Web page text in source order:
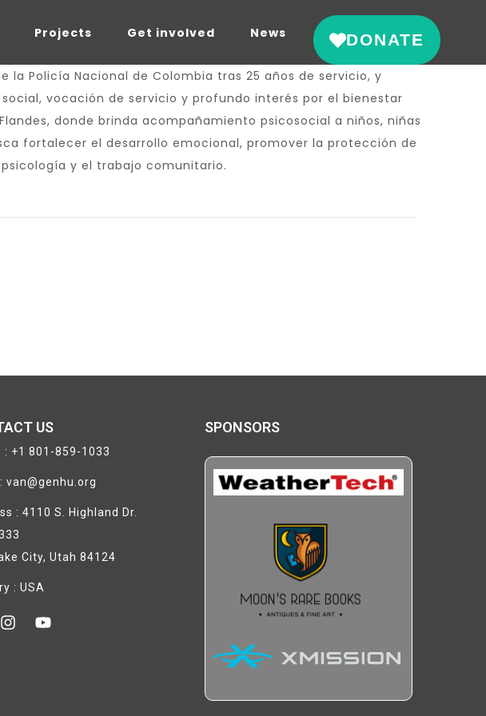
Projects Get involved News DONATE
la Policía Nacional de Colombia tras 25 años de servicio, y
vocación de servicio y profundo interés por el bienestar
donde brinda acompañamiento psicosocial a niños, niñas
fortalecer el desarrollo emocional, promover la protección de
y el trabajo comunitario.
US
: +1 801-859-1033
van@genhu.org
: 4110 S. Highland Dr.
City, Utah 84124
: USA
SPONSORS